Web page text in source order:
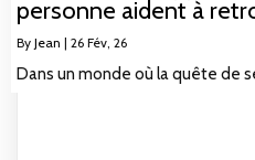
personne aident à
By Jean | 26 Fév, 26
Dans un monde où la quête de